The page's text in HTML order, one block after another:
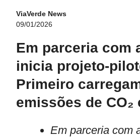
ViaVerde News
09/01/2026
Em parceria com
inicia projeto-
Primeiro
emissões de
Em parceria com